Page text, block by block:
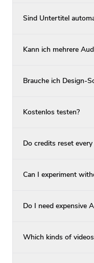
Sind Untertitel
Kann ich mehrere
Brauche ich Design-
Kostenlos testen?
Do credits reset
Can I experiment
Do I need expensive
Which kinds of